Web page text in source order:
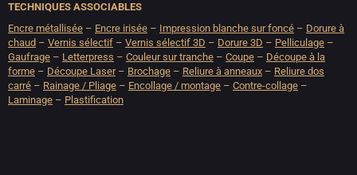
TECHNIQUES ASSOCIABLES
Encre métallisée – Encre irisée – Impression blanche sur foncé – Dorure à
chaud – Vernis sélectif – Vernis sélectif 3D – Dorure 3D – Pelliculage –
Gaufrage – Letterpress – Couleur sur tranche – Coupe – Découpe à la
forme – Découpe Laser– Brochage – Reliure à anneaux – Reliure dos
carré – Rainage / Pliage – Encollage / montage – Contre-collage –
Laminage – Plastification